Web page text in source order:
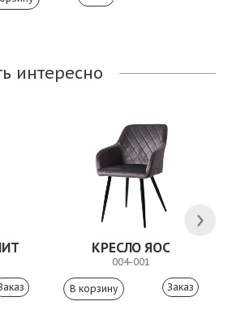
интересно
КРЕСЛО ЯОС
004-001
Заказ